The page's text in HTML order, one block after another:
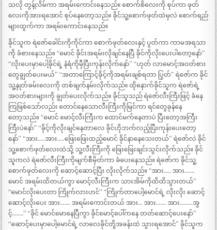
သလို တွန့်လိမ်ကာ အရမ်းကောင်းနေသည်။ စောက်စိလေးကို စုပ်ကာ ဖုတ်
လေးကိုအားရအောင် စုပ်နေတော့သည်။ ခိုင်သူ့စောက်ဖုတ်ထဲမှလဲ စောက်ရည်
များထွက်ကာ အရမ်းကောင်းနေသည်။
ခိုင်သူက ရဲဇော်ခေါင်းကိုကိုင်ကာ စောက်ဖုတ်လေးနှင့် ပွတ်ကာ ကာမအရသာ
ကို ခံစားနေသည်။ “မောင် ခိုင်းအရမ်းလိုချင်နေပြီ ခိုင်ကိုလိုးပေးပါတော့နော်”
“လိုးပေးမှာပေါ့ခိုင်ရဲ့ နံရံကိုမှီပြီးကုန်းလိုက်နော်” “ဟုတ် လာမောင့်အဝတ်စား
တွေချွတ်ပေးမယ်” “အတာကြောင့်ခိုင့်ကိုအရမ်းချစ်ရတာ ပြွတ်” ရဲဇော်က ခိုင်
သူ့နှုတ်ခမ်းလေးကို တစ်ချက်နမ်းလိုက်သည်။ ထိုနောက်ခိုင်သူက ရဲဇော်ရဲ့
အဝတ်စားများကို ချွတ်ပေးလိုက်သည်။ ခိုင်သူသည် ရဲဇော်လီးကြီးဖြင့် ခံနေ
ကြဖြစ်သော်လည်း တောင်နေသောလီးကြီးကိုမြင်ကာ ရင်တွေခုန်နေ
တော့သည်။ “မောင် မောင့်လီးကြီးက ထောင်မက်နေတာပဲ ပြီးတော့အကြီး
ကြီးပဲနော်” “ခိုင့်ကိုလိုးချင်နေတာလေ ခိုင်ဟိုဘက်လည့်ပြီးကုန်းပေးတော့
နော်” “အား…..အား…..ဖြေးဖြေးထည့်မောင် ခိုင်နာနေသေးတယ်” ရဲဇော်လဲ ခိုင်
သူ့စောက်ဖုတ်လေးထဲသို့ သူ့လီးကြီးကို ဖြေးဖြေးချင်းသွင်းလိုက်သည်။ ခိုင်
သူကလဲ ရဲဇော်လီးကြီးကိုမျက်စီမှိတ်ကာ ခံပေးနေသည်။ ရဲဇော်က ခိုင်သူ့
စောက်ဖုတ်လေးကို ဆောင့်ဆောင့်ပြီး လိုးလိုက်သည်။ “အား….. အား…….
မောင် အရမ်းထိတယ်ကွာ မောင့်လီးကြီးက သားအိမ်ကိုထိထိသွားတယ်”
“မောင်လိုးပေးတာ ကြိုက်လားဟင်” “ကြိုက်တာပေါ့မောင်ရဲ့ လိုးလိုး ဆောင့်
ဆောင့်လိုးပေး အား……. အရမ်းကောင်းတယ် အား… အား……. အား………အွ
င့်……..” “ခိုင် မောင်မောနေပြီကွာ ခိုင်မောင့်ပေါ်ကနေ တတ်ဆောင့်ပေးနော်”
“ဆောင့်ပေးမှာပေါ့မောင်ရဲ့ လာလေခိုင်တို့အခန်းထဲ သွားရအောင်” ခိုင်သူက